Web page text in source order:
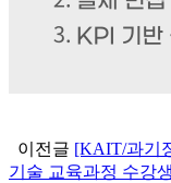
이전글 [KAIT/과기
기술 교육과정 수강